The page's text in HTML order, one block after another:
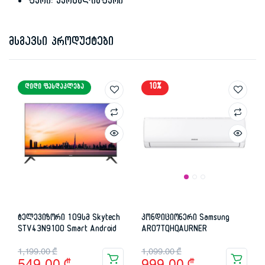
მსგავსი პროდუქტები
ᲓᲘᲓᲘ ᲤᲐᲡᲓᲐᲙᲚᲔᲑᲐ
ტელევიზორი 109სმ Skytech
STV43N9100 Smart Android
1,199.00₾
Original
Current
10%
კონდიციონერი Samsung
AR07TQHQAURNER
1,099.00₾
Original
Current